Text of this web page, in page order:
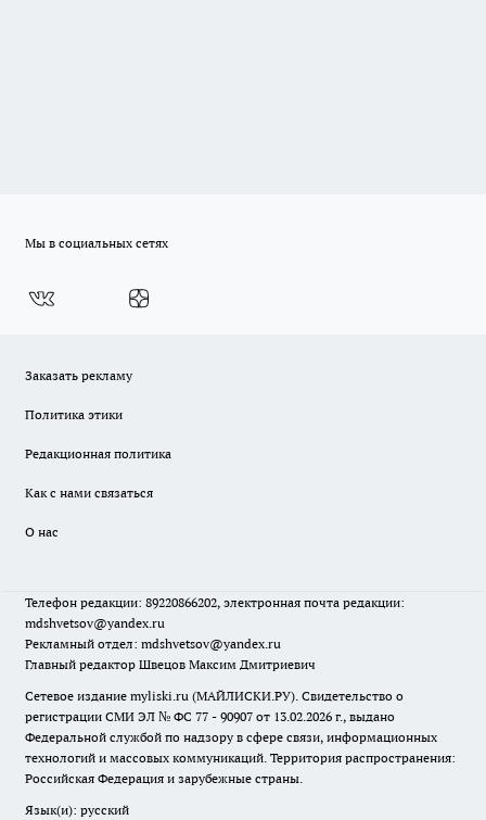
Мы в социальных сетях
Заказать рекламу
Политика этики
Редакционная политика
Как с нами связаться
О нас
Телефон редакции: 89220866202, электронная почта редакции:
mdshvetsov@yandex.ru
Рекламный отдел: mdshvetsov@yandex.ru
Главный редактор Швецов Максим Дмитриевич
Сетевое издание myliski.ru (МАЙЛИСКИ.РУ). Свидетельство о
регистрации СМИ ЭЛ № ФС 77 - 90907 от 13.02.2026 г., выдано
Федеральной службой по надзору в сфере связи, информационных
технологий и массовых коммуникаций. Территория распространения:
Российская Федерация и зарубежные страны.
Язык(и): русский